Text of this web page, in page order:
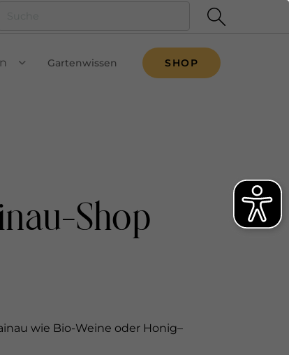
VIEW SUBMENU
Gartenwissen SHOP
Shop
wie Bio-Weine oder Honig–